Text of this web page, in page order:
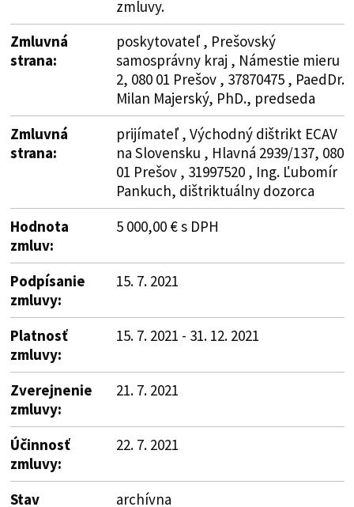
zmluvy.
Zmluvná
strana:
poskytovateľ , Prešovský
samosprávny kraj , Námestie mieru
2, 080 01 Prešov , 37870475 , PaedDr.
Milan Majerský, PhD., predseda
Zmluvná
strana:
prijímateľ , Východný dištrikt ECAV
na Slovensku , Hlavná 2939/137, 080
01 Prešov , 31997520 , Ing. Ľubomír
Pankuch, dištriktuálny dozorca
Hodnota
zmluv:
5 000,00 € s DPH
Podpísanie
zmluvy:
15. 7. 2021
Platnosť
zmluvy:
15. 7. 2021 - 31. 12. 2021
Zverejnenie
zmluvy:
21. 7. 2021
Účinnosť
zmluvy:
22. 7. 2021
Stav
archívna